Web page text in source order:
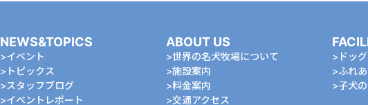
NEWS&TOPICS
イベント
トピックス
スタッフブログ
イベントレポート
ABOUT US
世界の名犬牧場について
施設案内
料金案内
交通アクセス
ドッ
ふれ
⼦⽝